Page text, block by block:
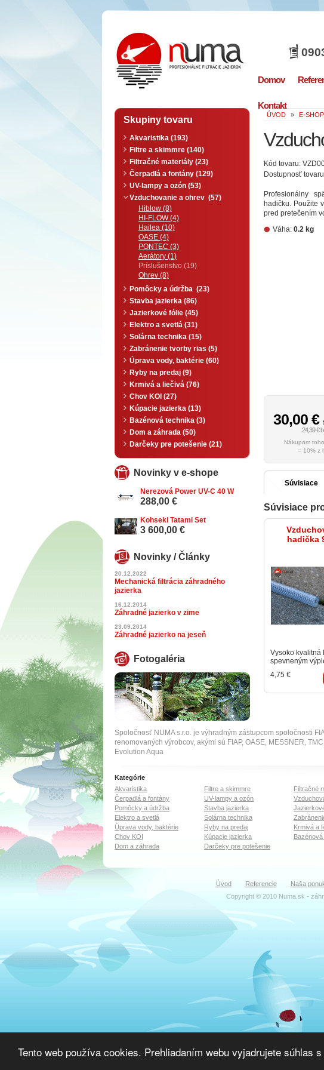
Tento web používa cookies. Prehliadaním webu vyjadrujete súhlas
numa
Domov
Kontakt
ÚVOD » E-SHOP
Kód tovaru:
Dostupnosť
Profesionálny
hadičku. Použite
pred pretečením
Váha: 0.2 kg
30,00 €
24,39 €
= 10% z
Súvisiace
produkty
Súvisiace
hadička
Vysoko kvalitná
spevneným
vhodná aj pre
rozvody
ohybnosť a
hadičky.
4,75 €
Skupiny tovaru
Akvaristika (193)
Filtre a skimmre (140)
Filtračné materiály (23)
Čerpadlá a fontány (129)
UV-lampy a ozón (53)
Vzduchovanie a ohrev (57)
Hiblow (8)
HI-FLOW (4)
Hailea (10)
OASE (4)
PONTEC (3)
Aerátory (1)
Príslušenstvo (19)
Ohrev (8)
Pomôcky a údržba (23)
Stavba jazierka (86)
Jazierkové fólie (45)
Elektro a svetlá (31)
Solárna technika (15)
Zabránenie tvorby rias (5)
Úprava vody, baktérie (60)
Ryby na predaj (9)
Krmivá a liečivá (76)
Chov KOI (27)
Kúpacie jazierka (13)
Bazénová technika (3)
Dom a záhrada (50)
Darčeky pre potešenie (21)
Novinky v e-shope
Nerezová Power UV-C 40 W
288,00 €
Kohseki Tatami Set
3 600,00 €
Novinky / Články
20.12.2022
Mechanická filtrácia záhradného
jazierka
16.12.2014
Záhradné jazierko v zime
23.09.2014
Záhradné jazierko na jeseň
Fotogaléria
Spoločnosť NUMA s.r.o. je výhradným zástupcom spoločnosti
renomovaných výrobcov, akými sú FIAP, OASE, MESSNER,
Evolution Aqua
Kategórie
Akvaristika
Filtre a skimmre
Filtračné
Čerpadlá a fontány
UV-lampy a ozón
Pomôcky a údržba
Stavba jazierka
Elektro a svetlá
Solárna technika
Úprava vody, baktérie
Ryby na predaj
Krmivá a
Chov KOI
Kúpacie jazierka
Dom a záhrada
Darčeky pre potešenie
Úvod Referencie Naša
Copyright © 2010 Numa.sk -